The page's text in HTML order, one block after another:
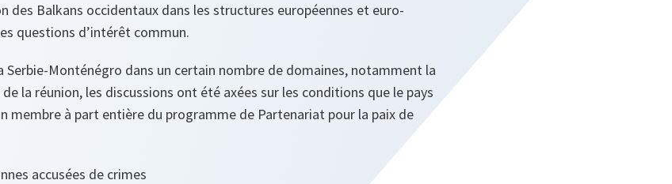
des Balkans occidentaux dans les structures européennes et euro-
questions d’intérêt commun.
Serbie-Monténégro dans un certain nombre de domaines, notamment la
la réunion, les discussions ont été axées sur les conditions que le pays
membre à part entière du programme de Partenariat pour la paix de
accusées de crimes